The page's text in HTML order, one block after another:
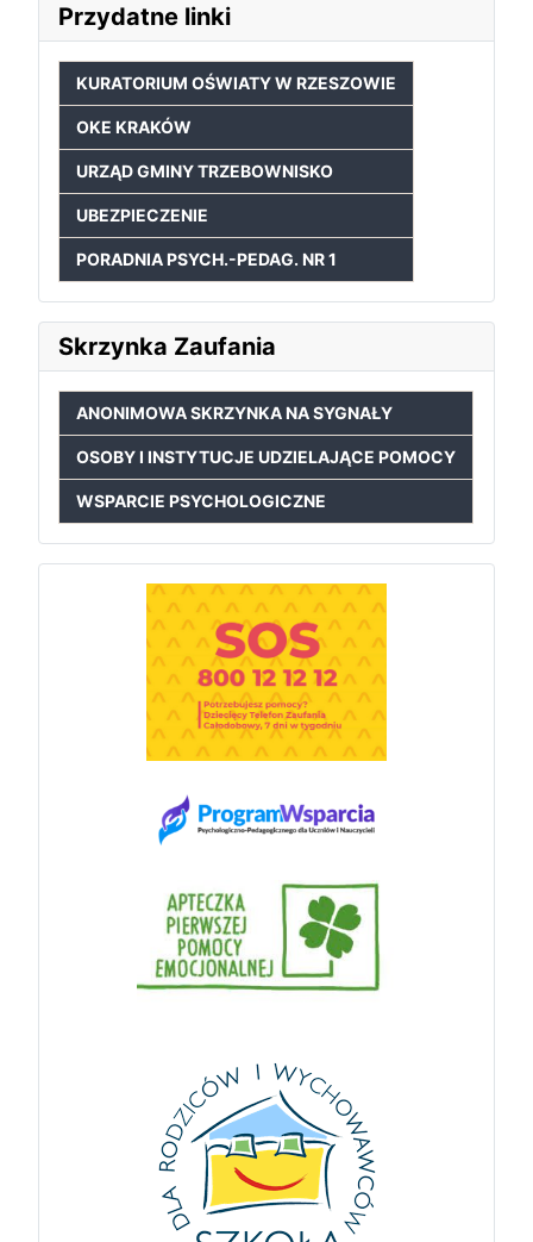
Przydatne linki
KURATORIUM OŚWIATY W RZESZOWIE
OKE KRAKÓW
URZĄD GMINY TRZEBOWNISKO
UBEZPIECZENIE
PORADNIA PSYCH.-PEDAG. NR 1
Skrzynka Zaufania
ANONIMOWA SKRZYNKA NA SYGNAŁY
OSOBY I INSTYTUCJE UDZIELAJĄCE POMOCY
WSPARCIE PSYCHOLOGICZNE